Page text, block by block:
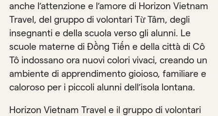
anche l’attenzione e l’amore di Horizon Vietnam
Travel, del gruppo di volontari Từ Tâm, degli
insegnanti e della scuola verso gli alunni. Le
scuole materne di Đồng Tiến e della città di Cô
Tô indossano ora nuovi colori vivaci, creando un
ambiente di apprendimento gioioso, familiare e
caloroso per i piccoli alunni dell’isola lontana.
Horizon Vietnam Travel e il gruppo di volontari